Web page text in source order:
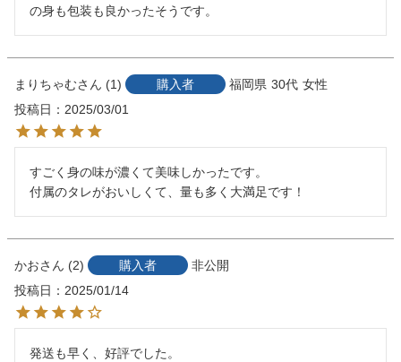
の身も包装も良かったそうです。
まりちゃむ 1 購入者 福岡県 30代 女性
投稿日
2025/03/01
すごく身の味が濃くて美味しかったです。
付属のタレがおいしくて、量も多く大満足です！
かお 2 購入者
非公開
投稿日
2025/01/14
発送も早く、好評でした。